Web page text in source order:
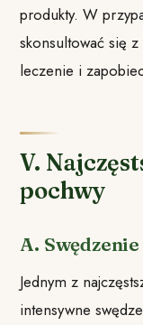
produkty. W
skonsultować się
leczenie i
V.
pochwy
A.
Jednym z
intensywne